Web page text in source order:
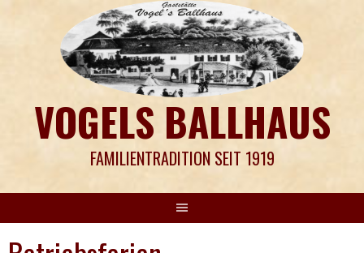
VOGELS BALLHAUS
FAMILIENTRADITION SEIT 1919